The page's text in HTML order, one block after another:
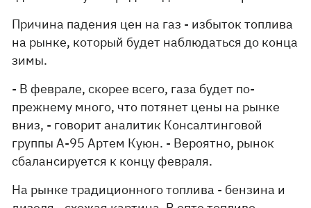
Причина падения цен на газ - избыток топлива
на рынке, который будет наблюдаться до конца
зимы.
- В феврале, скорее всего, газа будет по-
прежнему много, что потянет цены на рынке
вниз, - говорит аналитик Консалтинговой
группы А-95 Артем Куюн. - Вероятно, рынок
сбалансируется к концу февраля.
На рынке традиционного топлива - бензина и